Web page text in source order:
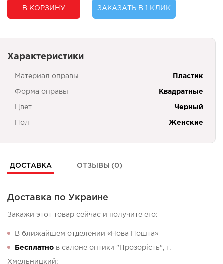
В КОРЗИНУ ЗАКАЗАТЬ В 1 КЛИК
Характеристики
Материал оправы Пластик
Форма оправы Квадратные
Цвет Черный
Пол Женские
ДОСТАВКА ОТЗЫВЫ (0)
Доставка по Украине
Закажи этот товар сейчас и получите его:
В ближайшем отделении «Нова Пошта»
Бесплатно в салоне оптики "Прозорість", г.
Хмельницкий: